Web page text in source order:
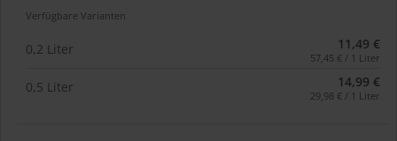
Verfügbare Varianten
0,2 Liter 11,49 €
57,45 € / 1 Liter
0,5 Liter 14,99 €
29,98 € / 1 Liter